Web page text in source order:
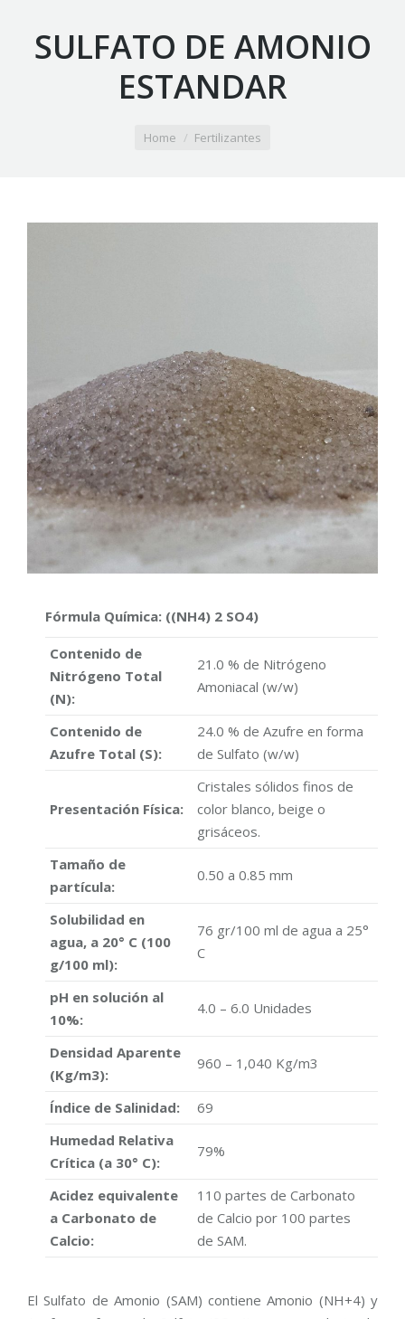
SULFATO DE AMONIO
ESTANDAR
Home Fertilizantes
Fórmula Química: ((NH4) 2 SO4)
Contenido de
Nitrógeno Total
(N):
21.0 % de Nitrógeno
Amoniacal (w/w)
Contenido de
Azufre Total (S):
24.0 % de Azufre en forma
de Sulfato (w/w)
Presentación Física:
Cristales sólidos finos de
color blanco, beige o
grisáceos.
Tamaño de
partícula:
0.50 a 0.85 mm
Solubilidad en
agua, a 20° C (100
g/100 ml):
76 gr/100 ml de agua a 25°
C
pH en solución al
10%:
4.0 – 6.0 Unidades
Densidad Aparente
(Kg/m3):
960 – 1,040 Kg/m3
Índice de Salinidad:
69
Humedad Relativa
Crítica (a 30° C):
79%
Acidez equivalente
a Carbonato de
Calcio:
110 partes de Carbonato
de Calcio por 100 partes
de SAM.
El Sulfato de Amonio (SAM) contiene Amonio (NH+4) y